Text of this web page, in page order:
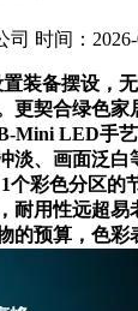
司 时间：
备摆设，
更契合绿色
Mini LED手
、画面泛
彩色分区
耐用性远超
预算，色彩